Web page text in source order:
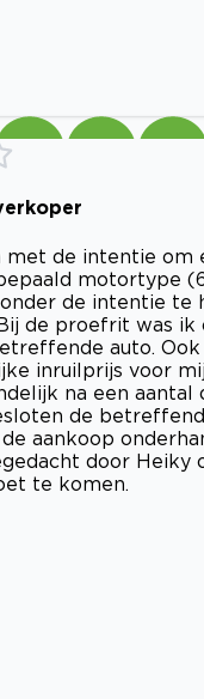
met de intentie om
motortype
de intentie te
de proefrit was ik
auto. Ook
inruilprijs voor
na een aantal
de
aankoop
door Heiky
te komen.